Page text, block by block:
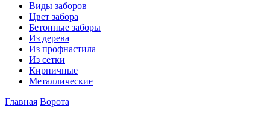
Виды заборов
Цвет забора
Бетонные заборы
Из дерева
Из профнастила
Из сетки
Кирпичные
Металлические
Главная Ворота